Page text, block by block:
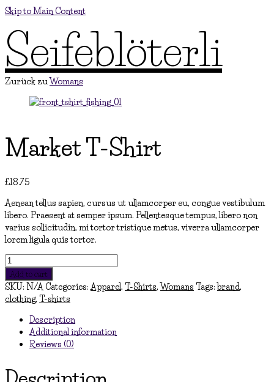
Skip to Main Content
Seifeblöterli
Zurück zuWomans
Market T-Shirt
£18.75
Aenean tellus sapien, cursus ut ullamcorper eu, congue vestibulum
libero. Praesent at semper ipsum. Pellentesque tempus, libero non
varius sollicitudin, mi tortor tristique metus, viverra ullamcorper
lorem ligula quis tortor.
Market
T-
Shirt
quantity
Add to cart
SKU: N/A Categories:Apparel, T-Shirts,Womans Tags:brand,
clothing, T-shirts
Description
Additional information
Reviews (0)